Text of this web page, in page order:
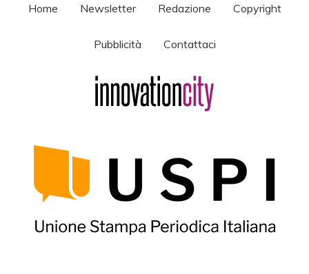
Home Newsletter Redazione Copyright
Pubblicità Contattaci